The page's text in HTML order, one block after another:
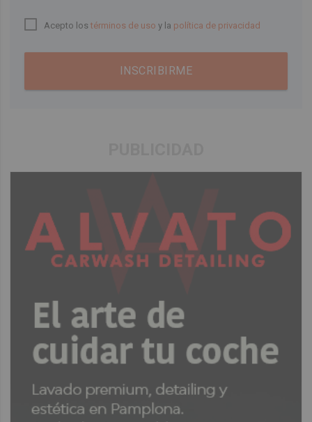
Acepto lostérminos de uso y la política de privacidad
INSCRIBIRME